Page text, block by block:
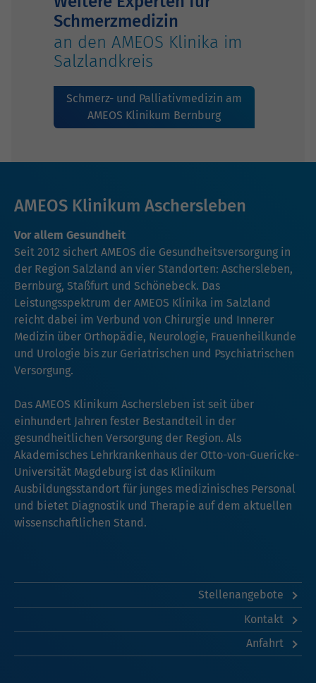
Schmerzmedizin
an den AMEOS Klinika im
Salzlandkreis
Schmerz- und Palliativmedizin am
AMEOS Klinikum Bernburg
AMEOS Klinikum Aschersleben
Vor allem Gesundheit
Seit 2012 sichert AMEOS die Gesundheitsversorgung in
der Region Salzland an vier Standorten: Aschersleben,
Bernburg, Staßfurt und Schönebeck. Das
Leistungsspektrum der AMEOS Klinika im Salzland
reicht dabei im Verbund von Chirurgie und Innerer
Medizin über Orthopädie, Neurologie, Frauenheilkunde
und Urologie bis zur Geriatrischen und Psychiatrischen
Versorgung.
Das AMEOS Klinikum Aschersleben ist seit über
einhundert Jahren fester Bestandteil in der
gesundheitlichen Versorgung der Region. Als
Akademisches Lehrkrankenhaus der Otto-von-Guericke-
Universität Magdeburg ist das Klinikum
Ausbildungsstandort für junges medizinisches Personal
und bietet Diagnostik und Therapie auf dem aktuellen
wissenschaftlichen Stand.
Stellenangebote
Kontakt
Anfahrt